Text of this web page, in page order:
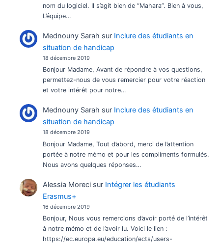
nom du logiciel. Il s’agit bien de “Mahara”. Bien à vous,
L’équipe…
Mednouny Sarah sur Inclure des étudiants en
situation de handicap
18 décembre 2019
Bonjour Madame, Avant de répondre à vos questions,
permettez-nous de vous remercier pour votre réaction
et votre intérêt pour notre…
Mednouny Sarah sur Inclure des étudiants en
situation de handicap
18 décembre 2019
Bonjour Madame, Tout d’abord, merci de l’attention
portée à notre mémo et pour les compliments formulés.
Nous avons quelques réponses…
Alessia Moreci sur Intégrer les étudiants
Erasmus+
16 décembre 2019
Bonjour, Nous vous remercions d’avoir porté de l’intérêt
à notre mémo et de l’avoir lu. Voici le lien :
https://ec.europa.eu/education/ects/users-